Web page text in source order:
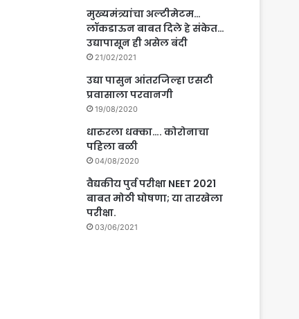
मुख्यमंत्र्यांचा अल्टीमेटम…
लॉकडाऊन बाबत दिले हे संकेत…
उद्यापासून ही असेल बंदी
21/02/2021
उद्या पासुन आंतरजिल्हा एसटी
प्रवासाला परवानगी
19/08/2020
धारुरला धक्का…. कोरोनाचा
पहिला बळी
04/08/2020
वैद्यकीय पुर्व परीक्षा NEET 2021
बाबत मोठी घोषणा; या तारखेला
परीक्षा.
03/06/2021